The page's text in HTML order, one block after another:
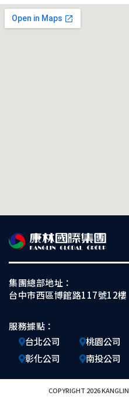
集團總部地址：
台中市西區博館路117號12樓
服務據點：
台北公司
桃園公司
彰化公司
南投公司
COPYRIGHT 2026